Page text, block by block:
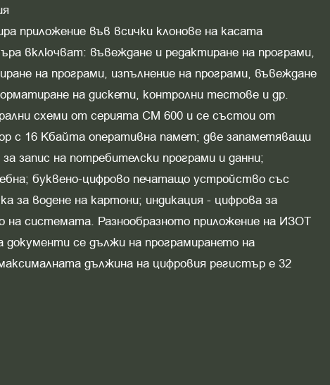
приложение във всички клонове на касата
включват: въвеждане и редактиране на програми,
на програми, изпълнение на програми, въвеждане
на дискети, контролни тестове и др.
схеми от серията СМ 600 и се състои от
с 16 Кбайта оперативна памет; две запаметяващи
запис на потребителски програми и данни;
буквено-цифрово печатащо устройство със
за водене на картони; индикация - цифрова за
на системата. Разнообразното приложение на ИЗОТ
документи се дължи на програмирането на
дължина на цифровия регистър е 32